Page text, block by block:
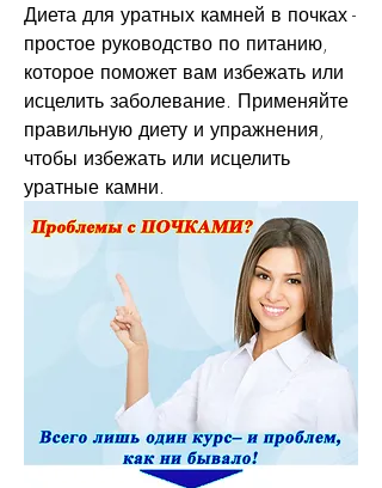
Диета для уратных камней в почках -
простое руководство по питанию,
которое поможет вам избежать или
исцелить заболевание. Применяйте
правильную диету и упражнения,
чтобы избежать или исцелить
уратные камни.